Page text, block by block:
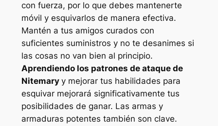
con fuerza, por lo que debes mantenerte
móvil y esquivarlos de manera efectiva.
Mantén a tus amigos curados con
suficientes suministros y no te desanimes si
las cosas no van bien al principio.
Aprendiendo los patrones de ataque de
Nitemary y mejorar tus habilidades para
esquivar mejorará significativamente tus
posibilidades de ganar. Las armas y
armaduras potentes también son clave.